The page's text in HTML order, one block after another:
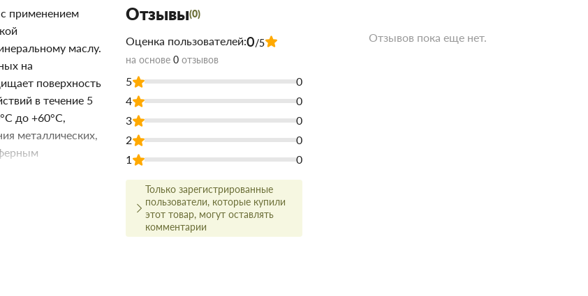
применением
маслу.
на
поверхность
в течение 5
до +60°С,
металлических,
Отзывы(0)
Оценка пользователей:0/5
на основе 0 отзывов
5
0
4
0
3
0
2
0
1
0
Только зарегистрированные
пользователи, которые купили
этот товар, могут оставлять
комментарии
Отзывов пока еще нет.